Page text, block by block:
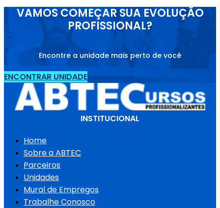
VAMOS COMEÇAR SUA EVOLUÇÃO
PROFISSIONAL?
Encontre a unidade mais perto de você
ENCONTRAR UNIDADE
INSTITUCIONAL
Home
Sobre a ABTEC
Parceiros
Unidades
Mural de Empregos
Trabalhe Conosco